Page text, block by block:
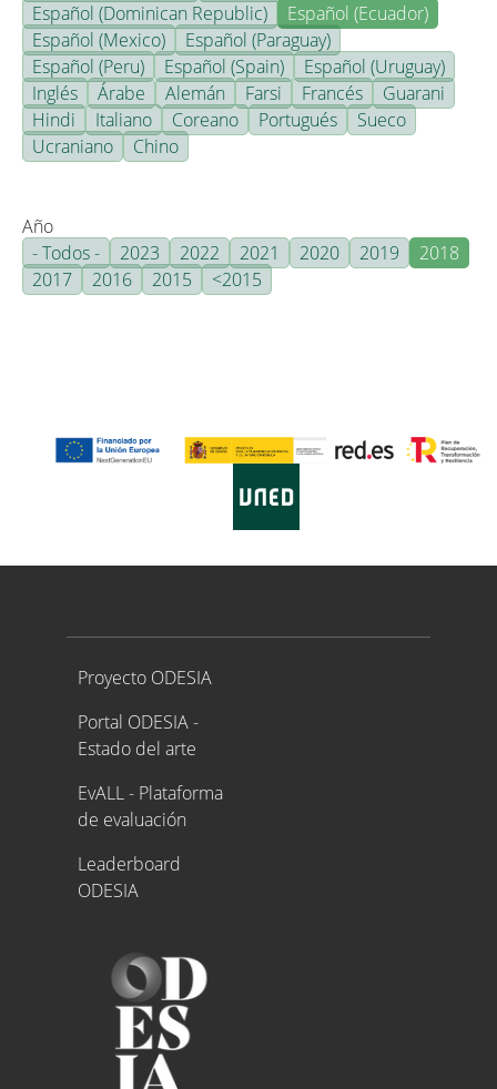
Español (Dominican Republic)
Español (Ecuador)
Español (Mexico)
Español (Paraguay)
Español (Peru)
Español (Spain)
Español (Uruguay)
Inglés
Árabe Alemán Farsi Francés
Guarani
Hindi
Italiano Coreano Portugués
Sueco
Ucraniano
Chino
Año
- Todos -
2023 2022 2021 2020 2019
2018
2017
2016 2015 <2015
Proyecto ODESIA
Proyecto ODESIA
Portal ODESIA -
Estado del arte
EvALL - Plataforma
de evaluación
Leaderboard
ODESIA